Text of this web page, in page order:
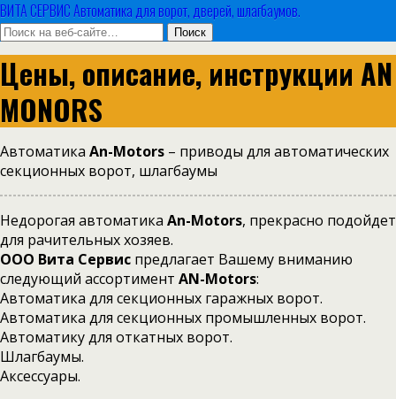
ВИТА СЕРВИС Автоматика для ворот, дверей, шлагбаумов.
Цены, описание, инструкции AN
MONORS
Автоматика An-Motors – приводы для автоматических
секционных ворот, шлагбаумы
Недорогая автоматика An-Motors, прекрасно подойдет
для рачительных хозяев.
ООО Вита Сервис предлагает Вашему вниманию
следующий ассортимент AN-Motors:
Автоматика для секционных гаражных ворот.
Автоматика для секционных промышленных ворот.
Автоматику для откатных ворот.
Шлагбаумы.
Аксессуары.